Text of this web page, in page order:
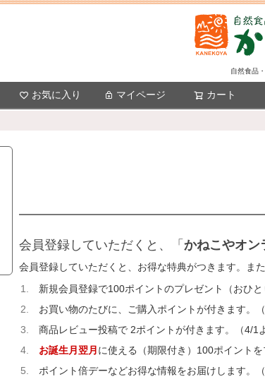
自然食品
お気に入り マイページ カート
会員登録していただくと、「 かねこやオン
会員登録していただくと、お得な特典がつきます。ま
新規会員登録で100ポイントのプレゼント（おひ
お買い物のたびに、ご購入ポイントが付きます。
商品レビュー投稿で 2ポイントが付きます。（4/1
お誕生月翌月 に使える（期限付き）100ポイントを
ポイント倍デーなどお得な情報をお届けします。